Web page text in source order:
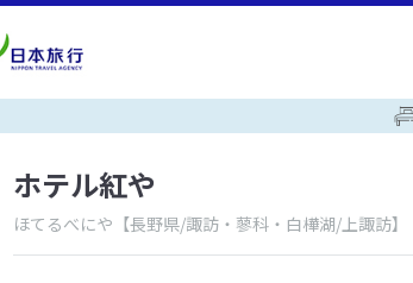
ホテル紅や
ほてるべにや 【長野県/諏訪・蓼科・白樺湖/上諏訪】